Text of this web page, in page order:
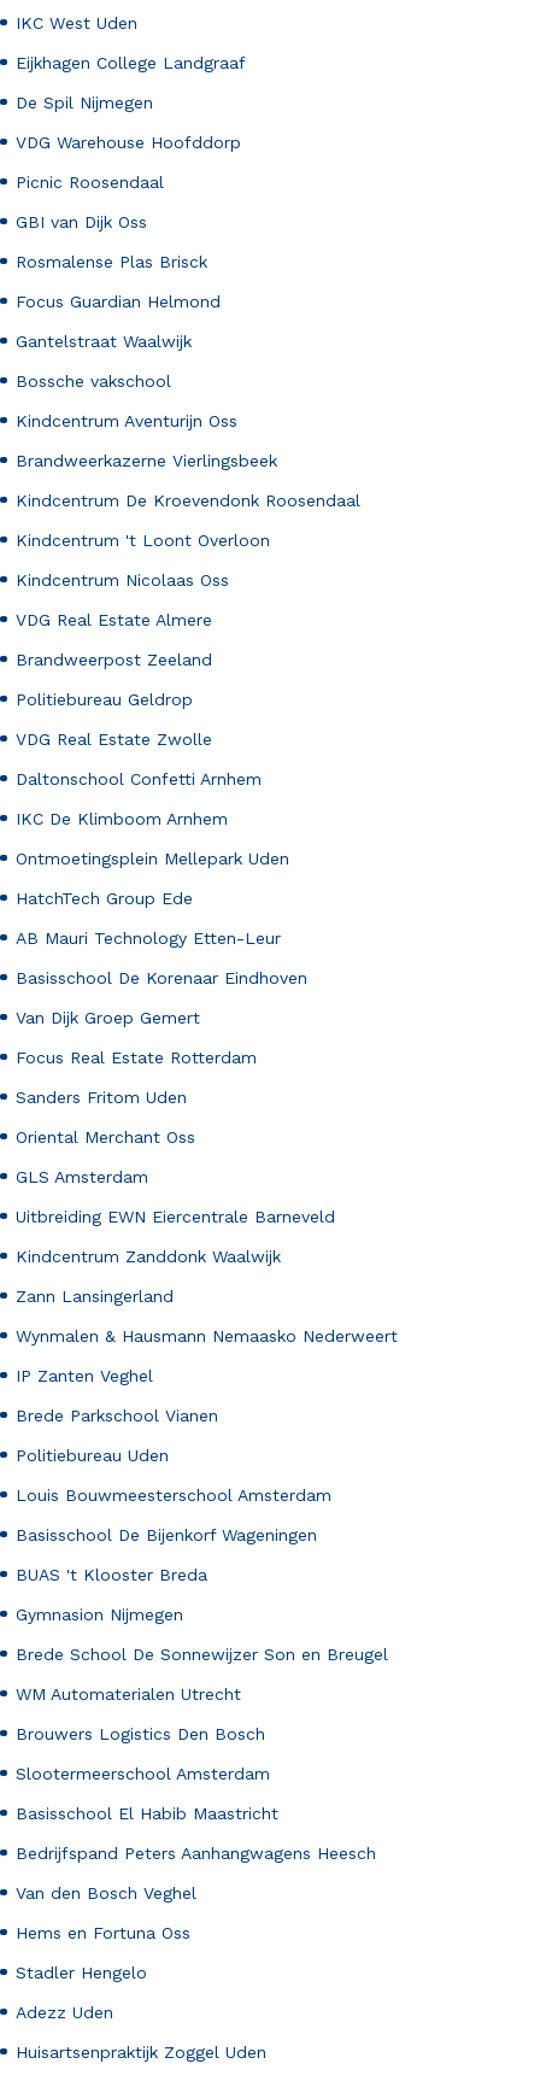
IKC West Uden
Eijkhagen College Landgraaf
De Spil Nijmegen
VDG Warehouse Hoofddorp
Picnic Roosendaal
GBI van Dijk Oss
Rosmalense Plas Brisck
Focus Guardian Helmond
Gantelstraat Waalwijk
Bossche vakschool
Kindcentrum Aventurijn Oss
Brandweerkazerne Vierlingsbeek
Kindcentrum De Kroevendonk Roosendaal
Kindcentrum 't Loont Overloon
Kindcentrum Nicolaas Oss
VDG Real Estate Almere
Brandweerpost Zeeland
Politiebureau Geldrop
VDG Real Estate Zwolle
Daltonschool Confetti Arnhem
IKC De Klimboom Arnhem
Ontmoetingsplein Mellepark Uden
HatchTech Group Ede
AB Mauri Technology Etten-Leur
Basisschool De Korenaar Eindhoven
Van Dijk Groep Gemert
Focus Real Estate Rotterdam
Sanders Fritom Uden
Oriental Merchant Oss
GLS Amsterdam
Uitbreiding EWN Eiercentrale Barneveld
Kindcentrum Zanddonk Waalwijk
Zann Lansingerland
Wynmalen & Hausmann Nemaasko Nederweert
IP Zanten Veghel
Brede Parkschool Vianen
Politiebureau Uden
Louis Bouwmeesterschool Amsterdam
Basisschool De Bijenkorf Wageningen
BUAS 't Klooster Breda
Gymnasion Nijmegen
Brede School De Sonnewijzer Son en Breugel
WM Automaterialen Utrecht
Brouwers Logistics Den Bosch
Slootermeerschool Amsterdam
Basisschool El Habib Maastricht
Bedrijfspand Peters Aanhangwagens Heesch
Van den Bosch Veghel
Hems en Fortuna Oss
Stadler Hengelo
Adezz Uden
Huisartsenpraktijk Zoggel Uden